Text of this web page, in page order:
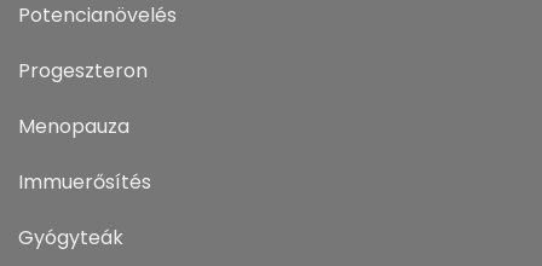
Potencianövelés
Progeszteron
Menopauza
Immuerősítés
Gyógyteák